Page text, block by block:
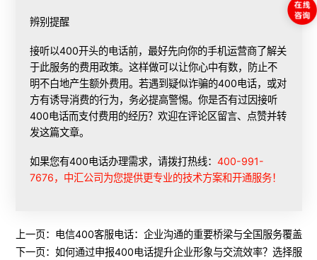
辨别提醒
接听以400开头的电话前，最好先向你的手机运营商了解关
于此服务的费用政策。这样做可以让你心中有数，防止不
明不白地产生额外费用。若遇到疑似诈骗的400电话，或对
方有诱导消费的行为，务必提高警惕。你是否有过因接听
400电话而支付费用的经历？欢迎在评论区留言、点赞并转
发这篇文章。
如果您有400电话办理需求，请拨打热线：400-991-
7676，中汇公司为您提供更专业的技术方案和开通服务！
上一页： 电信400客服电话：企业沟通的重要桥梁与全国服务覆盖的
下一页： 如何通过申报400电话提升企业形象与交流效率？选择服务